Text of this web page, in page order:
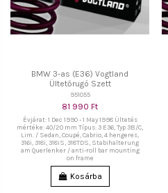
BMW 3-as (E36) Vogtland
Ültetőrugó Szett
951055
81 990 Ft
Évjárat: 1 Dec 1990 - 1 May 1998 Ültetés
mértéke: 40/20 mm Típus: 3 E36, Typ 3B/C,
Lim. / Sedan, Coupé, Cabrio, 4 hengeres,
316i, 318i, 318iS, 318TDS, Stabihalterung
am Querlenker / anti-roll bar mounting
on frame
Kosárba